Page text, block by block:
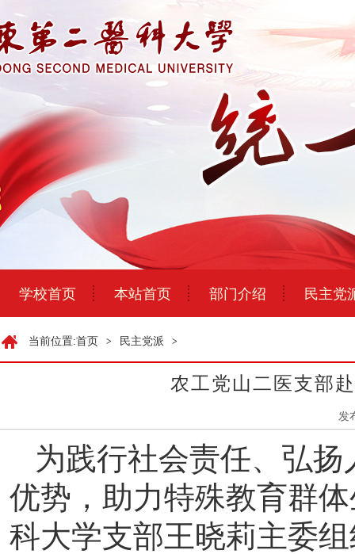
学校首页 本站首页 部门介绍 民主党
当前位置:首页 民主党派
农工党山二医支部
发
为践行社会责任、弘
优势，助力特殊教育群
科大学支部王晓莉主委